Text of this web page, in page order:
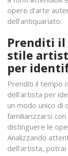
opere d’arte
dell’antiquariato.
Prenditi
stile
per
Prenditi il tempo
dell’artista per
un modo unico
familiarizzarsi
distinguere le
Analizzando
dell’artista,